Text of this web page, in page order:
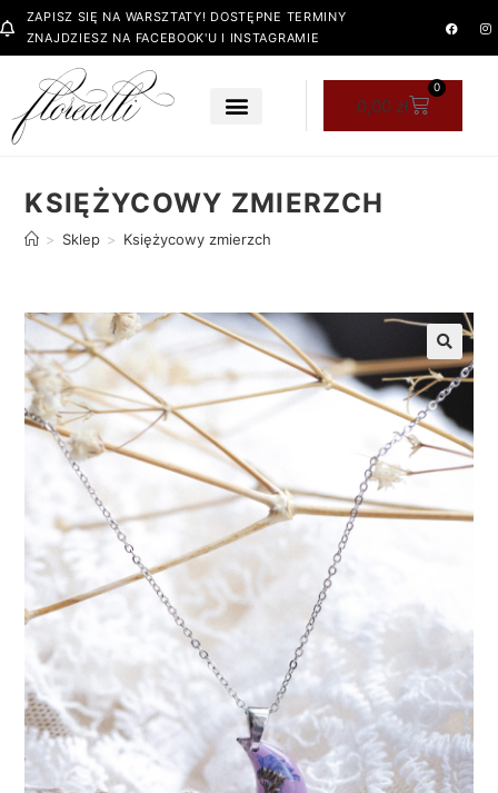
ZAPISZ SIĘ NA WARSZTATY! DOSTĘPNE TERMINY
ZNAJDZIESZ NA FACEBOOK'U I INSTAGRAMIE
0,00 zł
0
KSIĘŻYCOWY ZMIERZCH
> Sklep > Księżycowy zmierzch